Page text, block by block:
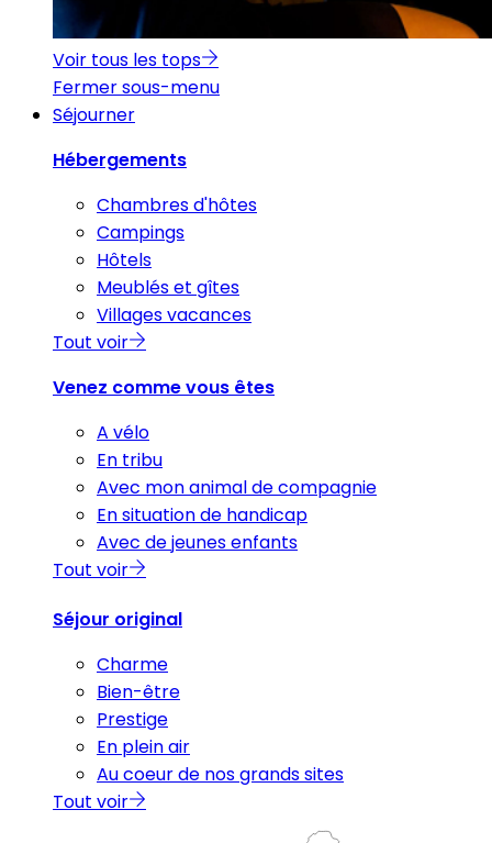
Voir tous les tops
Fermer sous-menu
Séjourner
Hébergements
Chambres d'hôtes
Campings
Hôtels
Meublés et gîtes
Villages vacances
Tout voir
Venez comme vous êtes
A vélo
En tribu
Avec mon animal de compagnie
En situation de handicap
Avec de jeunes enfants
Tout voir
Séjour original
Charme
Bien-être
Prestige
En plein air
Au coeur de nos grands sites
Tout voir